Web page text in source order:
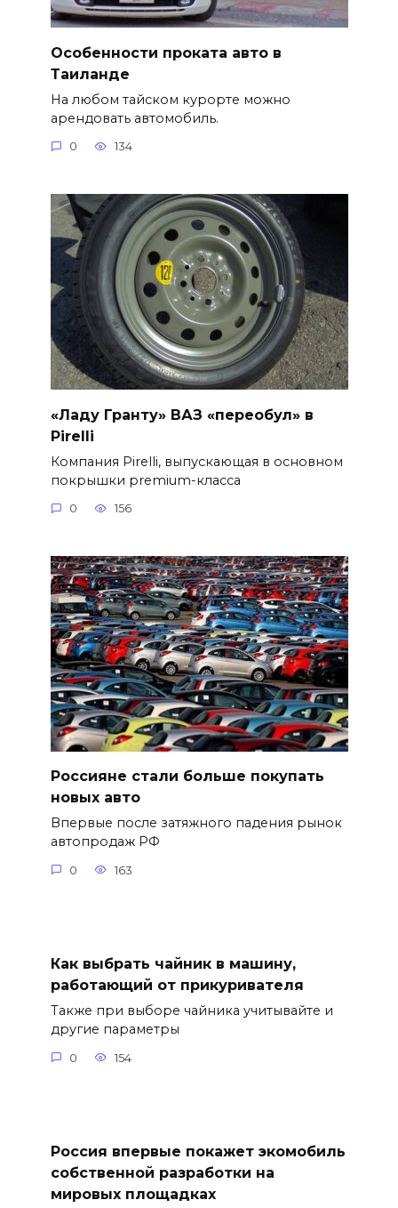
Особенности проката авто в
Таиланде
На любом тайском курорте можно
арендовать автомобиль.
0 134
«Ладу Гранту» ВАЗ «переобул» в
Pirelli
Компания Pirelli, выпускающая в основном
покрышки premium-класса
0 156
Россияне стали больше покупать
новых авто
Впервые после затяжного падения рынок
автопродаж РФ
0 163
Как выбрать чайник в машину,
работающий от прикуривателя
Также при выборе чайника учитывайте и
другие параметры
0 154
Россия впервые покажет экомобиль
собственной разработки на
мировых площадках